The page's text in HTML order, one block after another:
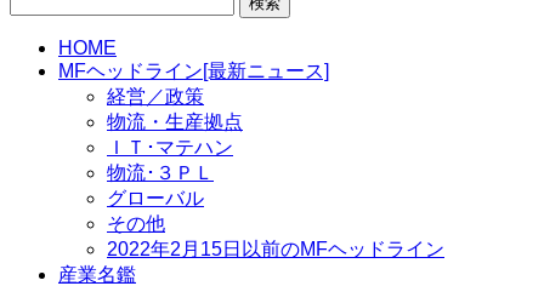
HOME
MFヘッドライン[最新ニュース]
経営／政策
物流・生産拠点
ＩＴ･マテハン
物流･３ＰＬ
グローバル
その他
2022年2月15日以前のMFヘッドライン
産業名鑑